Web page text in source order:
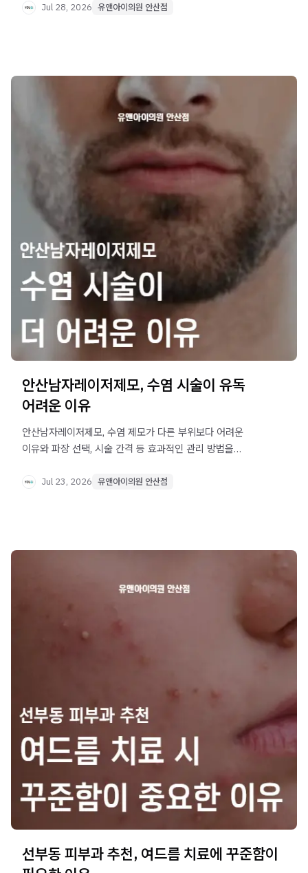
Jul 28, 2026 유앤아이의원 안산점
안산남자레이저제모, 수염 시술이 유독
어려운 이유
안산남자레이저제모, 수염 제모가 다른 부위보다 어려운
이유와 파장 선택, 시술 간격 등 효과적인 관리 방법을
Jul 23, 2026 유앤아이의원 안산점
선부동 피부과 추천, 여드름 치료에 꾸준함이